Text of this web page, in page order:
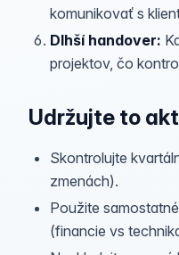
komunikovať s
Dlhší handover:
projektov, čo
Udržujte to
Skontrolujte
zmenách).
Použite
(financie vs